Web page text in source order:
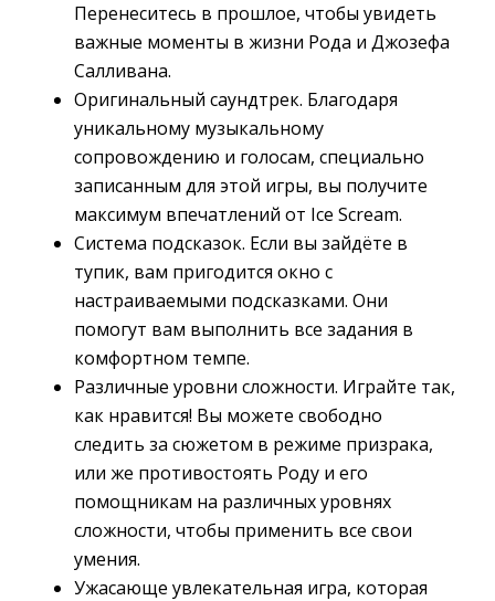
Перенеситесь в прошлое, чтобы увидеть
важные моменты в жизни Рода и Джозефа
Салливана.
Оригинальный саундтрек. Благодаря
уникальному музыкальному
сопровождению и голосам, специально
записанным для этой игры, вы получите
максимум впечатлений от Ice Scream.
Система подсказок. Если вы зайдёте в
тупик, вам пригодится окно с
настраиваемыми подсказками. Они
помогут вам выполнить все задания в
комфортном темпе.
Различные уровни сложности. Играйте так,
как нравится! Вы можете свободно
следить за сюжетом в режиме призрака,
или же противостоять Роду и его
помощникам на различных уровнях
сложности, чтобы применить все свои
умения.
Ужасающе увлекательная игра, которая